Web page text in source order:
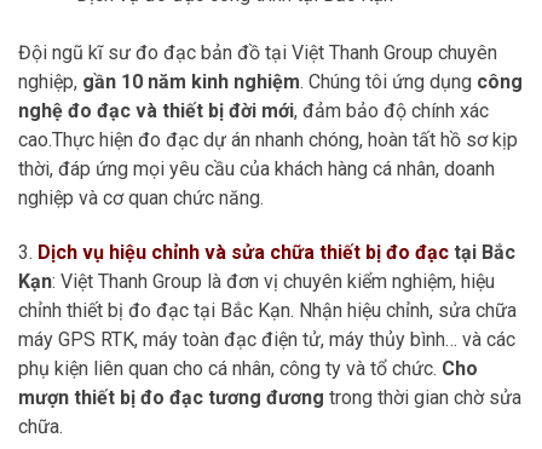
Đội ngũ kĩ sư đo đạc bản đồ tại Việt Thanh Group chuyên
nghiệp, gần 10 năm kinh nghiệm. Chúng tôi ứng dụng công
nghệ đo đạc và thiết bị đời mới, đảm bảo độ chính xác
cao.Thực hiện đo đạc dự án nhanh chóng, hoàn tất hồ sơ kịp
thời, đáp ứng mọi yêu cầu của khách hàng cá nhân, doanh
nghiệp và cơ quan chức năng.
3. Dịch vụ hiệu chỉnh và sửa chữa thiết bị đo đạc tại Bắc
Kạn: Việt Thanh Group là đơn vị chuyên kiểm nghiệm, hiệu
chỉnh thiết bị đo đạc tại Bắc Kạn. Nhận hiệu chỉnh, sửa chữa
máy GPS RTK, máy toàn đạc điện tử, máy thủy bình… và các
phụ kiện liên quan cho cá nhân, công ty và tổ chức. Cho
mượn thiết bị đo đạc tương đương trong thời gian chờ sửa
chữa.